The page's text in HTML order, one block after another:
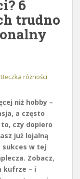
6
trudno
Beczka różności
niż hobby –
a często
czy dopiero
już lojalną
sukces w tej
Zobacz,
kufrze – i